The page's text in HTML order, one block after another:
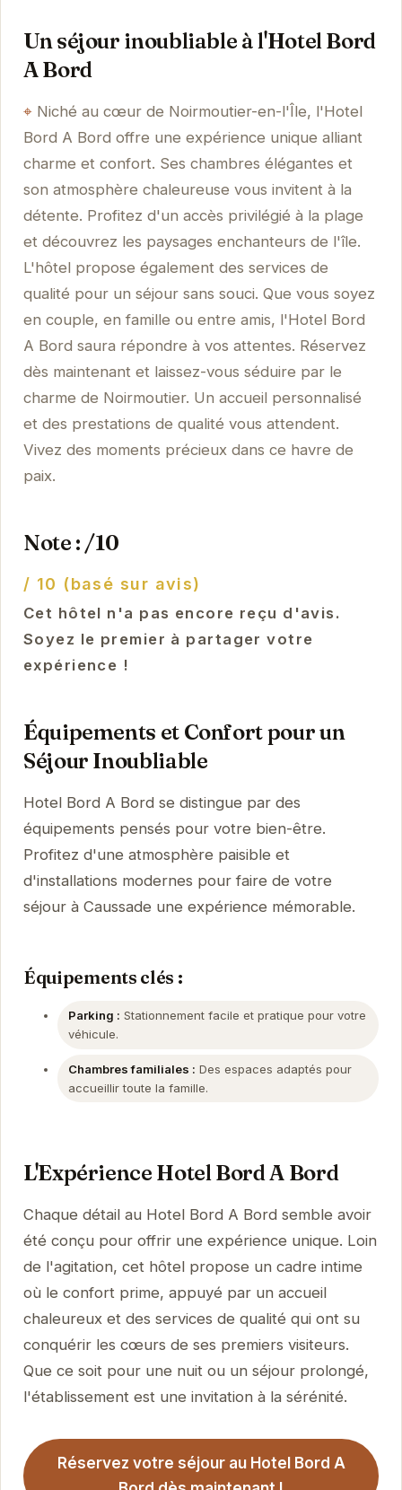
Un séjour inoubliable à l'Hotel Bord
A Bord
Niché au cœur de Noirmoutier-en-l'Île, l'Hotel
Bord A Bord offre une expérience unique alliant
charme et confort. Ses chambres élégantes et
son atmosphère chaleureuse vous invitent à la
détente. Profitez d'un accès privilégié à la plage
et découvrez les paysages enchanteurs de l'île.
L'hôtel propose également des services de
qualité pour un séjour sans souci. Que vous soyez
en couple, en famille ou entre amis, l'Hotel Bord
A Bord saura répondre à vos attentes. Réservez
dès maintenant et laissez-vous séduire par le
charme de Noirmoutier. Un accueil personnalisé
et des prestations de qualité vous attendent.
Vivez des moments précieux dans ce havre de
paix.
Note : /10
/ 10 (basé sur avis)
Cet hôtel n'a pas encore reçu d'avis.
Soyez le premier à partager votre
expérience !
Équipements et Confort pour un
Séjour Inoubliable
Hotel Bord A Bord se distingue par des
équipements pensés pour votre bien-être.
Profitez d'une atmosphère paisible et
d'installations modernes pour faire de votre
séjour à Caussade une expérience mémorable.
Équipements clés :
Parking : Stationnement facile et pratique pour votre
véhicule.
Chambres familiales : Des espaces adaptés pour
accueillir toute la famille.
L'Expérience Hotel Bord A Bord
Chaque détail au Hotel Bord A Bord semble avoir
été conçu pour offrir une expérience unique. Loin
de l'agitation, cet hôtel propose un cadre intime
où le confort prime, appuyé par un accueil
chaleureux et des services de qualité qui ont su
conquérir les cœurs de ses premiers visiteurs.
Que ce soit pour une nuit ou un séjour prolongé,
l'établissement est une invitation à la sérénité.
Réservez votre séjour au Hotel Bord A